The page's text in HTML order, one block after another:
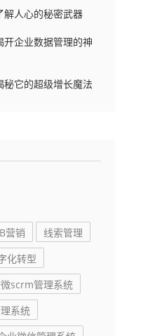
解人心的秘密武器
企业数据管理的神
秘它的超级增长魔法
营销
线索管理
化转型
scrm管理系统
系统